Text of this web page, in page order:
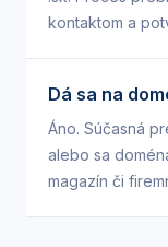
kontaktom a
Dá sa na
Áno. Súčasná
alebo sa
magazín či